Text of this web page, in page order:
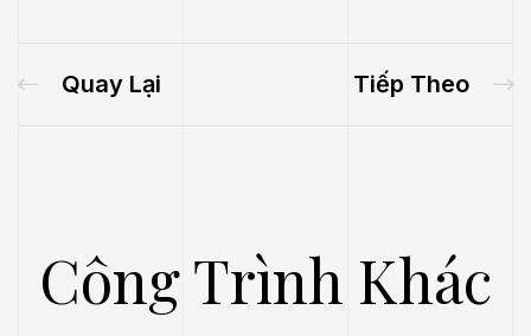
Quay Lại Tiếp Theo
Công Trình Khác